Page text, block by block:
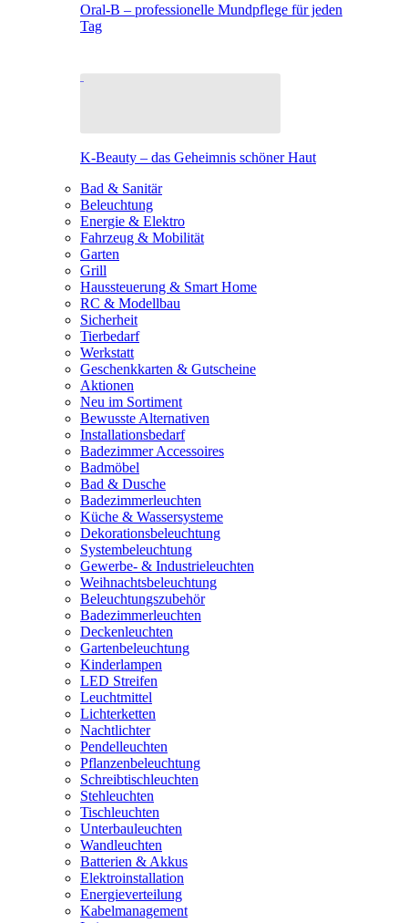
Oral-B – professionelle Mundpflege für jeden
Tag
K-Beauty – das Geheimnis schöner Haut
Bad & Sanitär
Beleuchtung
Energie & Elektro
Fahrzeug & Mobilität
Garten
Grill
Haussteuerung & Smart Home
RC & Modellbau
Sicherheit
Tierbedarf
Werkstatt
Geschenkkarten & Gutscheine
Aktionen
Neu im Sortiment
Bewusste Alternativen
Installationsbedarf
Badezimmer Accessoires
Badmöbel
Bad & Dusche
Badezimmerleuchten
Küche & Wassersysteme
Dekorationsbeleuchtung
Systembeleuchtung
Gewerbe- & Industrieleuchten
Weihnachtsbeleuchtung
Beleuchtungszubehör
Badezimmerleuchten
Deckenleuchten
Gartenbeleuchtung
Kinderlampen
LED Streifen
Leuchtmittel
Lichterketten
Nachtlichter
Pendelleuchten
Pflanzenbeleuchtung
Schreibtischleuchten
Stehleuchten
Tischleuchten
Unterbauleuchten
Wandleuchten
Batterien & Akkus
Elektroinstallation
Energieverteilung
Kabelmanagement